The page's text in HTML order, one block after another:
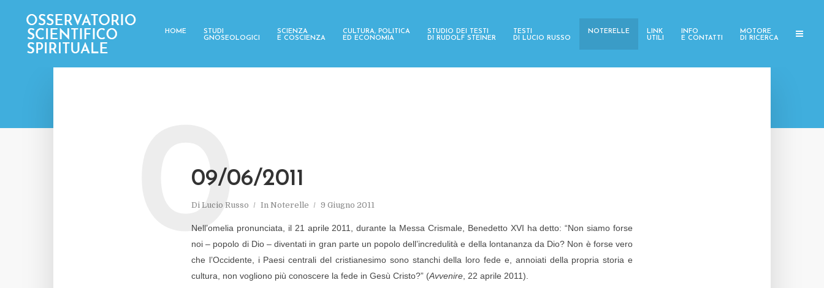
HOME
STUDI
GNOSEOLOGICI
SCIENZA
E COSCIENZA
CULTURA, POLITICA
ED ECONOMIA
STUDIO DEI TESTI
DI RUDOLF STEINER
TESTI
DI LUCIO RUSSO
NOTERELLE
LINK
UTILI
INFO
E CONTATTI
MOTORE
DI RICERCA
09/06/2011
Di Lucio Russo In Noterelle 9 Giugno 2011
0
Nell’omelia pronunciata, il 21 aprile 2011, durante la Messa Crismale, Benedetto XVI ha detto: “Non siamo forse
noi – popolo di Dio – diventati in gran parte un popolo dell’incredulità e della lontananza da Dio? Non è forse vero
che l’Occidente, i Paesi centrali del cristianesimo sono stanchi della loro fede e, annoiati della propria storia e
cultura, non vogliono più conoscere la fede in Gesù Cristo?” (Avvenire , 22 aprile 2011).